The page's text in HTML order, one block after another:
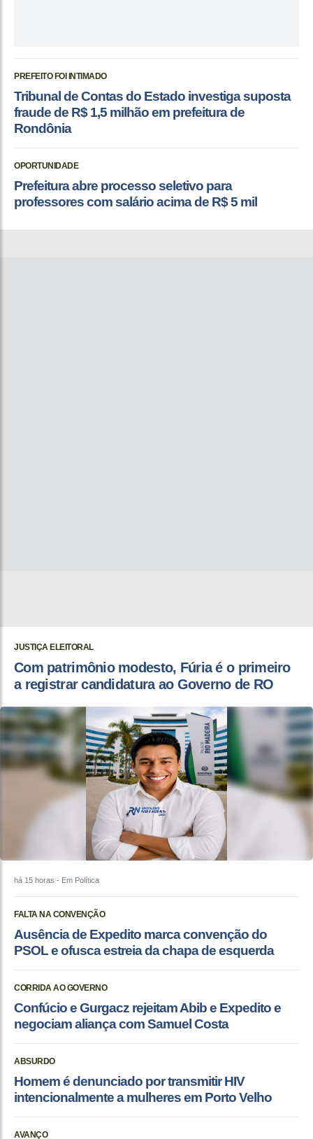
PREFEITO FOI INTIMADO
Tribunal de Contas do Estado investiga suposta
fraude de R$ 1,5 milhão em prefeitura de
Rondônia
OPORTUNIDADE
Prefeitura abre processo seletivo para
professores com salário acima de R$ 5 mil
JUSTIÇA ELEITORAL
Com patrimônio modesto, Fúria é o primeiro
a registrar candidatura ao Governo de RO
há 15 horas - Em Política
FALTA NA CONVENÇÃO
Ausência de Expedito marca convenção do
PSOL e ofusca estreia da chapa de esquerda
CORRIDA AO GOVERNO
Confúcio e Gurgacz rejeitam Abib e Expedito e
negociam aliança com Samuel Costa
ABSURDO
Homem é denunciado por transmitir HIV
intencionalmente a mulheres em Porto Velho
AVANÇO